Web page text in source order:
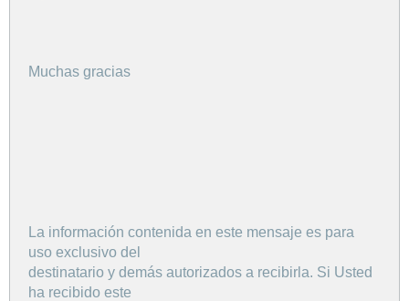
Muchas gracias
La información contenida en este mensaje es para
uso exclusivo del
destinatario y demás autorizados a recibirla. Si Usted
ha recibido este